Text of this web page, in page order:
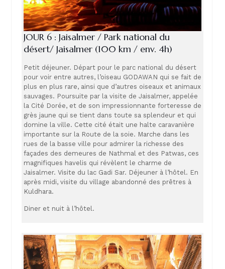
JOUR 6 : Jaisalmer / Park national du
désert/ Jaisalmer (100 km / env. 4h)
Petit déjeuner. Départ pour le parc national du désert
pour voir entre autres, l’oiseau GODAWAN qui se fait de
plus en plus rare, ainsi que d’autres oiseaux et animaux
sauvages. Poursuite par la visite de Jaisalmer, appelée
la Cité Dorée, et de son impressionnante forteresse de
grès jaune qui se tient dans toute sa splendeur et qui
domine la ville. Cette cité était une halte caravanière
importante sur la Route de la soie. Marche dans les
rues de la basse ville pour admirer la richesse des
façades des demeures de Nathmal et des Patwas, ces
magnifiques havelis qui révèlent le charme de
Jaisalmer. Visite du lac Gadi Sar. Déjeuner à l’hôtel. En
après midi, visite du village abandonné des prêtres à
Kuldhara.
Diner et nuit à l’hôtel.